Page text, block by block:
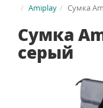
Amiplay
Сумка
Сумка
серый